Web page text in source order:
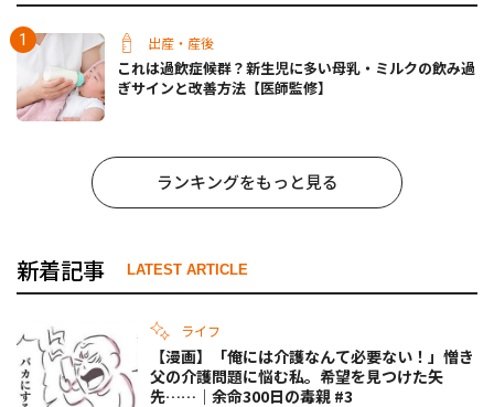
出産・産後
これは過飲症候群？新生児に多い母乳・ミルクの飲み過
ぎサインと改善方法【医師監修】
ランキングをもっと見る
新着記事 LATEST ARTICLE
ライフ
【漫画】「俺には介護なんて必要ない！」憎き
父の介護問題に悩む私。希望を見つけた矢
先……｜余命300日の毒親 #3